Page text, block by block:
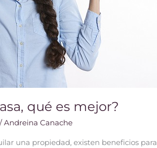
qué es mejor?
/Andreina Canache
una propiedad, existen beneficios para